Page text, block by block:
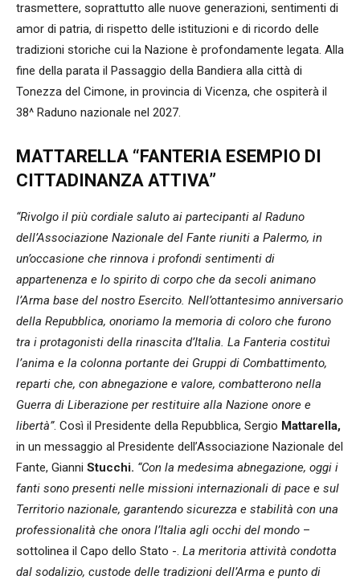
trasmettere, soprattutto alle nuove generazioni, sentimenti di
amor di patria, di rispetto delle istituzioni e di ricordo delle
tradizioni storiche cui la Nazione è profondamente legata. Alla
fine della parata il Passaggio della Bandiera alla città di
Tonezza del Cimone, in provincia di Vicenza, che ospiterà il
38^ Raduno nazionale nel 2027.
MATTARELLA “FANTERIA ESEMPIO DI
CITTADINANZA ATTIVA”
“Rivolgo il più cordiale saluto ai partecipanti al Raduno
dell’Associazione Nazionale del Fante riuniti a Palermo, in
un’occasione che rinnova i profondi sentimenti di
appartenenza e lo spirito di corpo che da secoli animano
l’Arma base del nostro Esercito. Nell’ottantesimo anniversario
della Repubblica, onoriamo la memoria di coloro che furono
tra i protagonisti della rinascita d’Italia. La Fanteria costituì
l’anima e la colonna portante dei Gruppi di Combattimento,
reparti che, con abnegazione e valore, combatterono nella
Guerra di Liberazione per restituire alla Nazione onore e
libertà”. Così il Presidente della Repubblica, Sergio Mattarella,
in un messaggio al Presidente dell’Associazione Nazionale del
Fante, Gianni Stucchi. “Con la medesima abnegazione, oggi i
fanti sono presenti nelle missioni internazionali di pace e sul
Territorio nazionale, garantendo sicurezza e stabilità con una
professionalità che onora l’Italia agli occhi del mondo –
sottolinea il Capo dello Stato -. La meritoria attività condotta
dal sodalizio, custode delle tradizioni dell’Arma e punto di